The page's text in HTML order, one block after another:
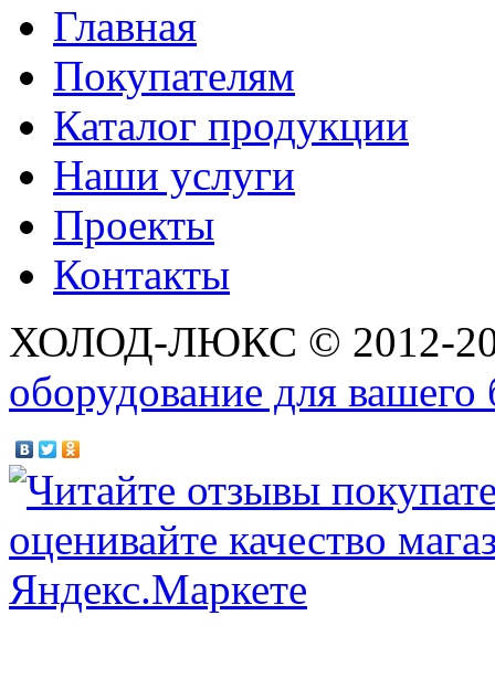
Главная
Покупателям
Каталог продукции
Наши услуги
Проекты
Контакты
ХОЛОД-ЛЮКС © 2012-
оборудование для вашего